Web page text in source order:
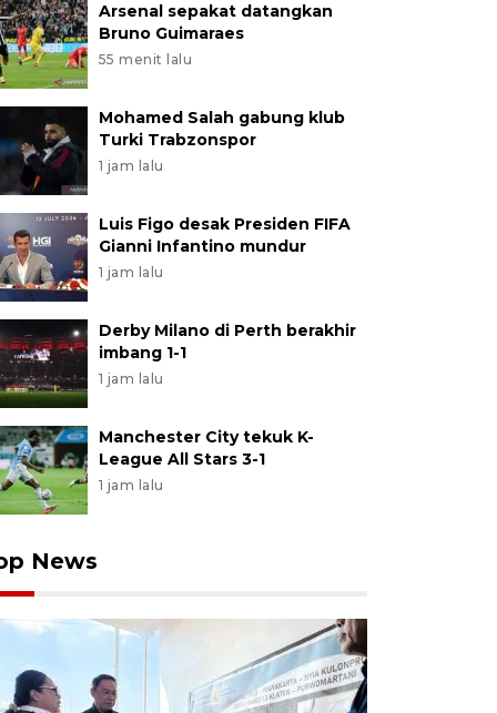
Arsenal sepakat datangkan
Bruno Guimaraes
55 menit lalu
Mohamed Salah gabung klub
Turki Trabzonspor
1 jam lalu
Luis Figo desak Presiden FIFA
Gianni Infantino mundur
1 jam lalu
Derby Milano di Perth berakhir
imbang 1-1
1 jam lalu
Manchester City tekuk K-
League All Stars 3-1
1 jam lalu
News